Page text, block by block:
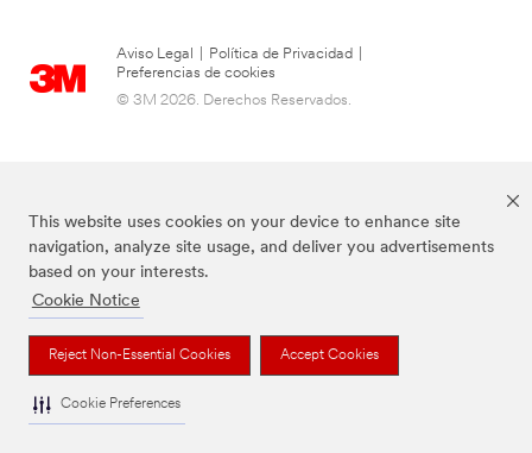
This website uses cookies on your device to enhance site
navigation, analyze site usage, and deliver you advertisements
based on your interests.
Cookie Notice
Reject Non-Essential Cookies Accept Cookies
Cookie Preferences
Aviso Legal Política de Privacidad
Preferencias de cookies
© 3M 2026. Derechos Reservados.
Las marcas mencionadas arriba son Marcas Registradas de 3M.